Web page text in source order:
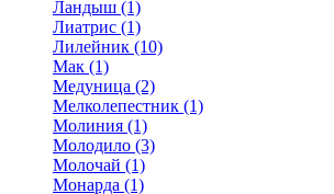
Ландыш (1)
Лиатрис (1)
Лилейник (10)
Мак (1)
Медуница (2)
Мелколепестник (1)
Молиния (1)
Молодило (3)
Молочай (1)
Монарда (1)